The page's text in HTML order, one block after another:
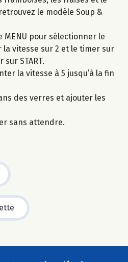
le modèle Soup &
MENU pour sélectionner le
la vitesse sur 2 et le timer sur
sur START.
la vitesse à 5 jusqu’à la fin
des verres et ajouter les
sans attendre.